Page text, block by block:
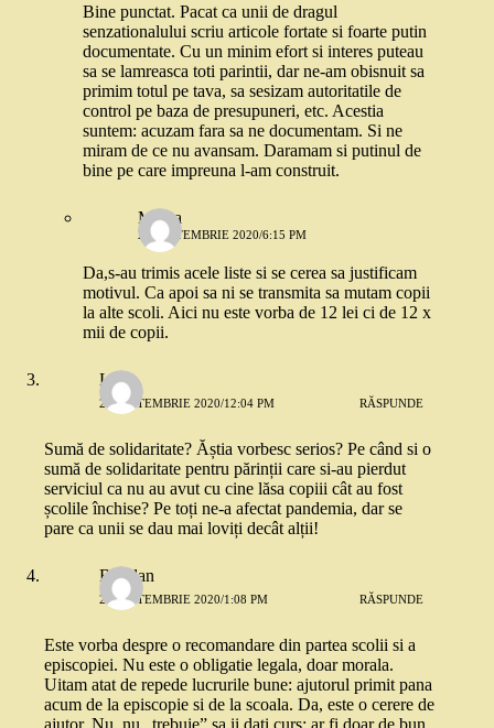
Bine punctat. Pacat ca unii de dragul
senzationalului scriu articole fortate si foarte putin
documentate. Cu un minim efort si interes puteau
sa se lamreasca toti parintii, dar ne-am obisnuit sa
primim totul pe tava, sa sesizam autoritatile de
control pe baza de presupuneri, etc. Acestia
suntem: acuzam fara sa ne documentam. Si ne
miram de ce nu avansam. Daramam si putinul de
bine pe care impreuna l-am construit.
Mama
22 SEPTEMBRIE 2020/6:15 PM
Da,s-au trimis acele liste si se cerea sa justificam
motivul. Ca apoi sa ni se transmita sa mutam copii
la alte scoli. Aici nu este vorba de 12 lei ci de 12 x
mii de copii.
Lia
22 SEPTEMBRIE 2020/12:04 PM RĂSPUNDE
Sumă de solidaritate? Ăștia vorbesc serios? Pe când si o
sumă de solidaritate pentru părinții care si-au pierdut
serviciul ca nu au avut cu cine lăsa copiii cât au fost
școlile închise? Pe toți ne-a afectat pandemia, dar se
pare ca unii se dau mai loviți decât alții!
Bogdan
22 SEPTEMBRIE 2020/1:08 PM RĂSPUNDE
Este vorba despre o recomandare din partea scolii si a
episcopiei. Nu este o obligatie legala, doar morala.
Uitam atat de repede lucrurile bune: ajutorul primit pana
acum de la episcopie si de la scoala. Da, este o cerere de
ajutor. Nu, nu „trebuie” sa ii dati curs; ar fi doar de bun